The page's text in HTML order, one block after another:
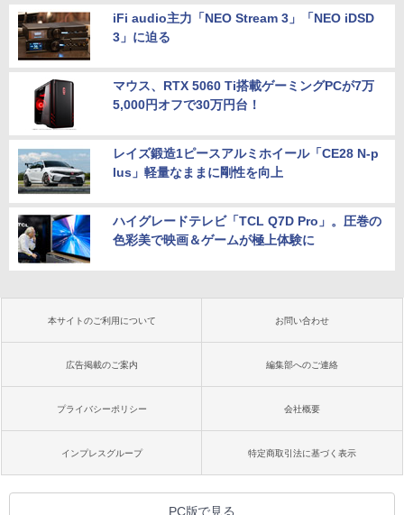
iFi audio主力「NEO Stream 3」「NEO iDSD
3」に迫る
マウス、RTX 5060 Ti搭載ゲーミングPCが7万
5,000円オフで30万円台！
レイズ鍛造1ピースアルミホイール「CE28 N-p
lus」軽量なままに剛性を向上
ハイグレードテレビ「TCL Q7D Pro」。圧巻の
色彩美で映画＆ゲームが極上体験に
本サイトのご利用について お問い合わせ
広告掲載のご案内 編集部へのご連絡
プライバシーポリシー 会社概要
インプレスグループ 特定商取引法に基づく表示
PC版で見る